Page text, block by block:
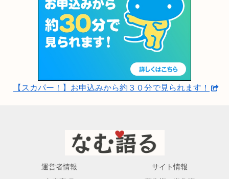
【スカパー！】お申込みから約３０分で見られます！
運営者情報
サイト情報